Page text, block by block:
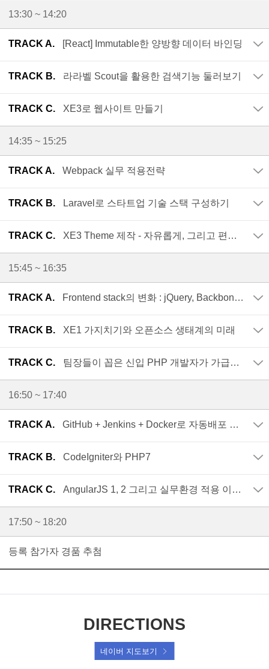
13:30 ~ 14:20
TRACK A. [React] Immutable한 양방향 데이터 바인딩
TRACK B. 라라벨 Scout을 활용한 검색기능 둘러보기
TRACK C. XE3로 웹사이트 만들기
14:35 ~ 15:25
TRACK A. Webpack 실무 적용전략
TRACK B. Laravel로 스타트업 기술 스택 구성하기
TRACK C. XE3 Theme 제작 - 자유롭게, 그리고 편하게
15:45 ~ 16:35
TRACK A. Frontend stack의 변화 : jQuery, BackboneJS, ReactJS 중심으로
TRACK B. XE1 가지치기와 오픈소스 생태계의 미래
TRACK C. 팀장들이 꼽은 신입 PHP 개발자가 가급적 빨리 알았으면 하는 것들
16:50 ~ 17:40
TRACK A. GitHub + Jenkins + Docker로 자동배포 시스템 구축하기
TRACK B. CodeIgniter와 PHP7
TRACK C. AngularJS 1, 2 그리고 실무환경 적용 이야기
17:50 ~ 18:20
등록 참가자 경품 추첨
DIRECTIONS
네이버 지도보기